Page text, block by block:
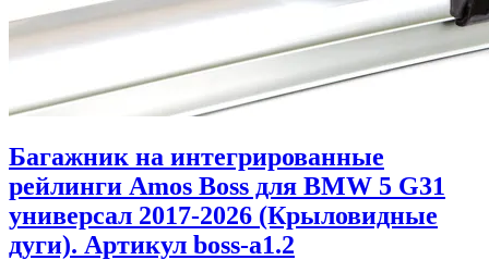
Багажник на интегрированные
рейлинги Amos Boss для BMW 5 G31
универсал 2017-2026 (Крыловидные
дуги). Артикул boss-a1.2